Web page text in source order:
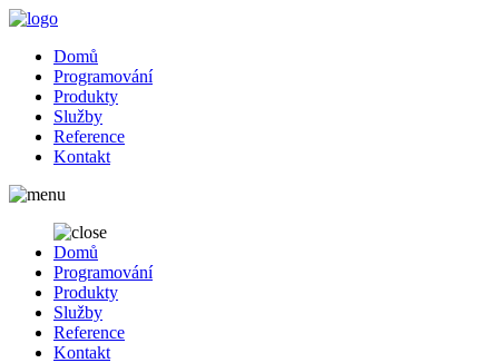
Domů
Programování
Produkty
Služby
Reference
Kontakt
Domů
Programování
Produkty
Služby
Reference
Kontakt